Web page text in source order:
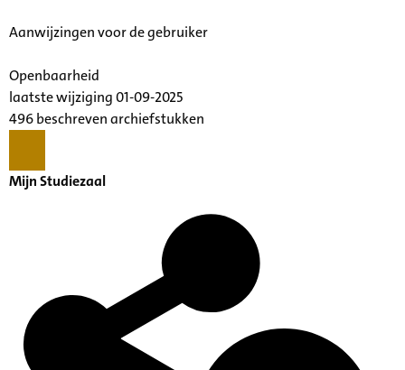
Aanwijzingen voor de gebruiker
Openbaarheid
laatste wijziging 01-09-2025
496 beschreven archiefstukken
Mijn Studiezaal